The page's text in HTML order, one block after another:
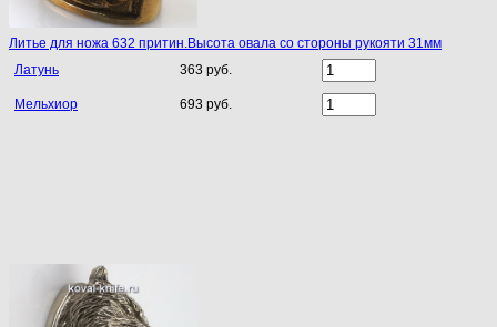
Литье для ножа 632 притин.Высота овала со стороны рукояти 31мм
Латунь
363 руб.
Мельхиор 693 руб.